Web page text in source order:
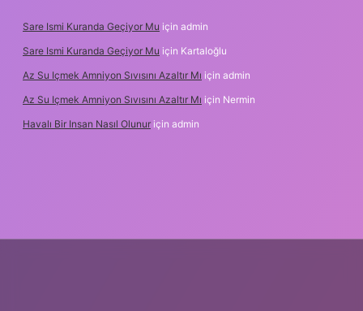
Sare Ismi Kuranda Geçiyor Mu için admin
Sare Ismi Kuranda Geçiyor Mu için Kartaloğlu
Az Su Içmek Amniyon Sıvısını Azaltır Mı için admin
Az Su Içmek Amniyon Sıvısını Azaltır Mı için Nermin
Havalı Bir Insan Nasıl Olunur için admin